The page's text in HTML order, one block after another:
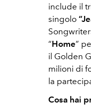
include il
singolo
“Home”
il Golden
milioni di
la
Cosa hai